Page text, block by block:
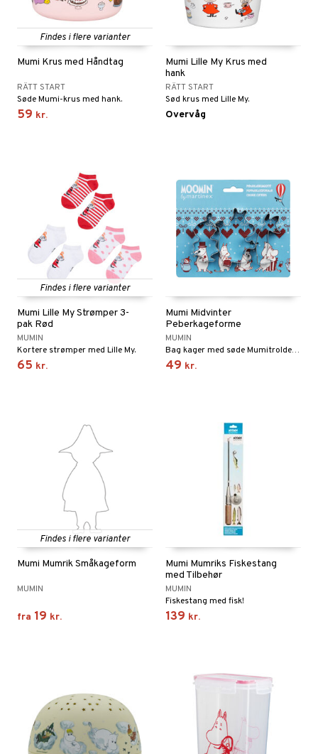
Findes i flere varianter
Mumi Krus med Håndtag
RÄTT START
Søde Mumi-krus med hank.
59 kr.
Mumi Lille My Krus med
hank
RÄTT START
Sød krus med Lille My.
Overvåg
Findes i flere varianter
Mumi Lille My Strømper 3-
pak Rød
MUMIN
Kortere strømper med Lille My.
65 kr.
Mumi Midvinter
Peberkageforme
MUMIN
Bag kager med søde Mumitrolde-figurer!
49 kr.
Findes i flere varianter
Mumi Mumrik Småkageform
MUMIN
fra 19 kr.
Mumi Mumriks Fiskestang
med Tilbehør
MUMIN
Fiskestang med fisk!
139 kr.